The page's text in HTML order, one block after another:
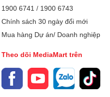
1900 6741 / 1900 6743
Chính sách 30 ngày đổi mới
Mua hàng Dự án/ Doanh nghiệp
Theo dõi MediaMart trên